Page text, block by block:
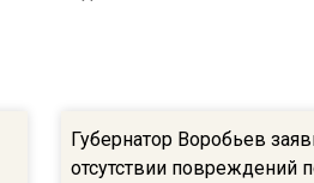
Губернатор Воробьев
отсутствии повреждений